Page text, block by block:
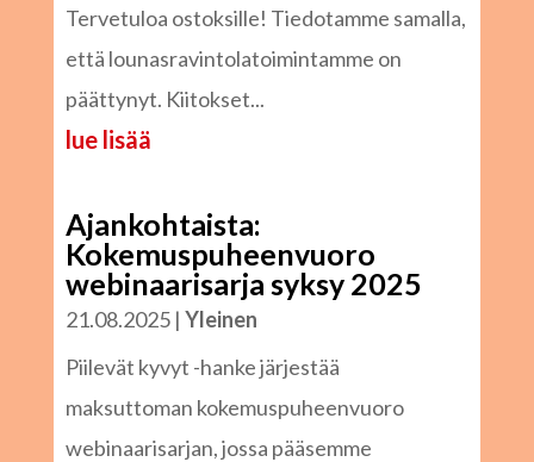
Tervetuloa ostoksille! Tiedotamme samalla,
että lounasravintolatoimintamme on
päättynyt. Kiitokset...
lue lisää
Ajankohtaista:
Kokemuspuheenvuoro
webinaarisarja syksy 2025
21.08.2025| Yleinen
Piilevät kyvyt -hanke järjestää
maksuttoman kokemuspuheenvuoro
webinaarisarjan, jossa pääsemme